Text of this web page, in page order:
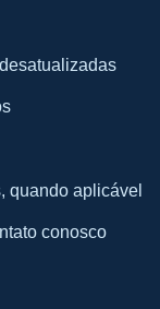
quando aplicável
conosco